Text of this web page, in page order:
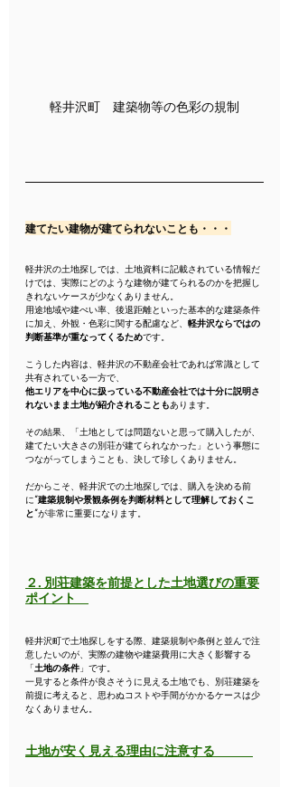
軽井沢町　建築物等の色彩の規制
建てたい建物が建てられないことも・・・
軽井沢の土地探しでは、土地資料に記載されている情報だ
けでは、実際にどのような建物が建てられるのかを把握し
きれないケースが少なくありません。
用途地域や建ぺい率、後退距離といった基本的な建築条件
に加え、外観・色彩に関する配慮など、 軽井沢ならではの
判断基準が重なってくるためです。
こうした内容は、軽井沢の不動産会社であれば常識として
共有されている一方で、
他エリアを中心に扱っている不動産会社では十分に説明さ
れないまま土地が紹介されることもあります。
その結果、「土地としては問題ないと思って購入したが、
建てたい大きさの別荘が建てられなかった」という事態に
つながってしまうことも、決して珍しくありません。
だからこそ、軽井沢での土地探しでは、購入を決める前
に“建築規制や景観条例を判断材料として理解しておくこ
と”が非常に重要になります。
２. 別荘建築を前提とした土地選びの重要
ポイント
軽井沢町で土地探しをする際、建築規制や条例と並んで注
意したいのが、実際の建物や建築費用に大きく影響する
「土地の条件 」です。
一見すると条件が良さそうに見える土地でも、別荘建築を
前提に考えると、思わぬコストや手間がかかるケースは少
なくありません。
土地が安く見える理由に注意する